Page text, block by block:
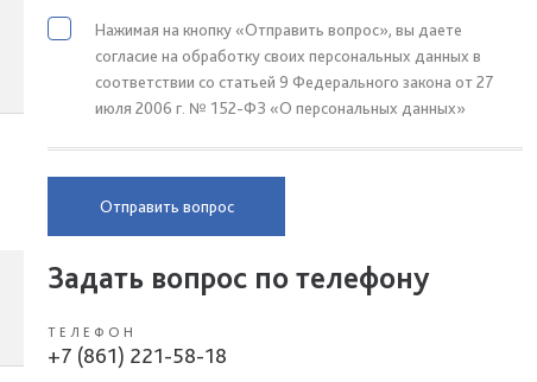
Нажимая на кнопку «Отправить вопрос», вы даете
согласие на обработку своих персональных данных в
соответствии со статьей 9 Федерального закона от 27
июля 2006 г. № 152-ФЗ «О персональных данных»
Отправить вопрос
Задать вопрос по телефону
ТЕЛЕФОН
+7 (861) 221-58-18